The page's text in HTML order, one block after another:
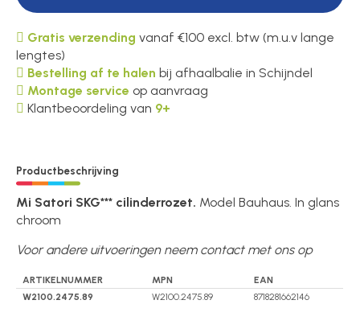
Gratis verzending vanaf €100 excl. btw (m.u.v lange
lengtes)
Bestelling af te halen bij afhaalbalie in Schijndel
Montage service op aanvraag
Klantbeoordeling van 9+
Productbeschrijving
Mi Satori SKG*** cilinderrozet. Model Bauhaus. In glans
chroom
Voor andere uitvoeringen neem contact met ons op
ARTIKELNUMMER MPN
EAN
W2100.2475.89
W2100.2475.89 8718281662146